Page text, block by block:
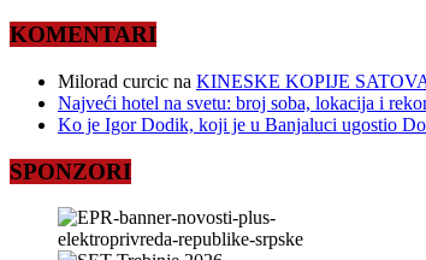
KOMENTARI
Milorad curcic na KINESKE KOPIJE
Najveći hotel na svetu: broj soba, lokacija i
Ko je Igor Dodik, koji je u Banjaluci ugostio
SPONZORI